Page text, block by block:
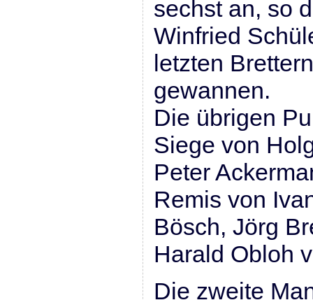
sechst an, so
Winfried
letzten
gewannen.
Die übrigen
Siege von
Peter
Remis von
Bösch, Jörg
Harald Obloh
Die zweite